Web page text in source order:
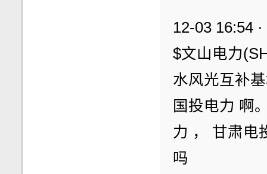
12-03 16:54
$文山电力
水风光互补
国投电力 啊
力 ， 甘肃电
吗